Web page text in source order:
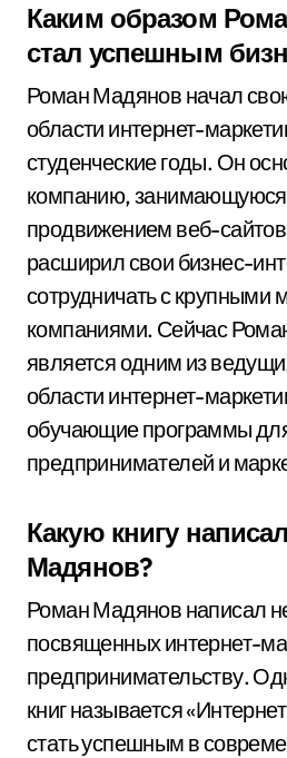
Каким образом
стал успешным
Роман Мадянов начал
области интернет-
студенческие годы. Он
компанию, занимающуюся
продвижением веб-
расширил свои бизнес-
сотрудничать с
компаниями. Сейчас
является одним из
области интернет-
обучающие программы
предпринимателей и
Какую книгу
Мадянов?
Роман Мадянов написал
посвященных интернет-
предпринимательству.
книг называется
стать успешным в